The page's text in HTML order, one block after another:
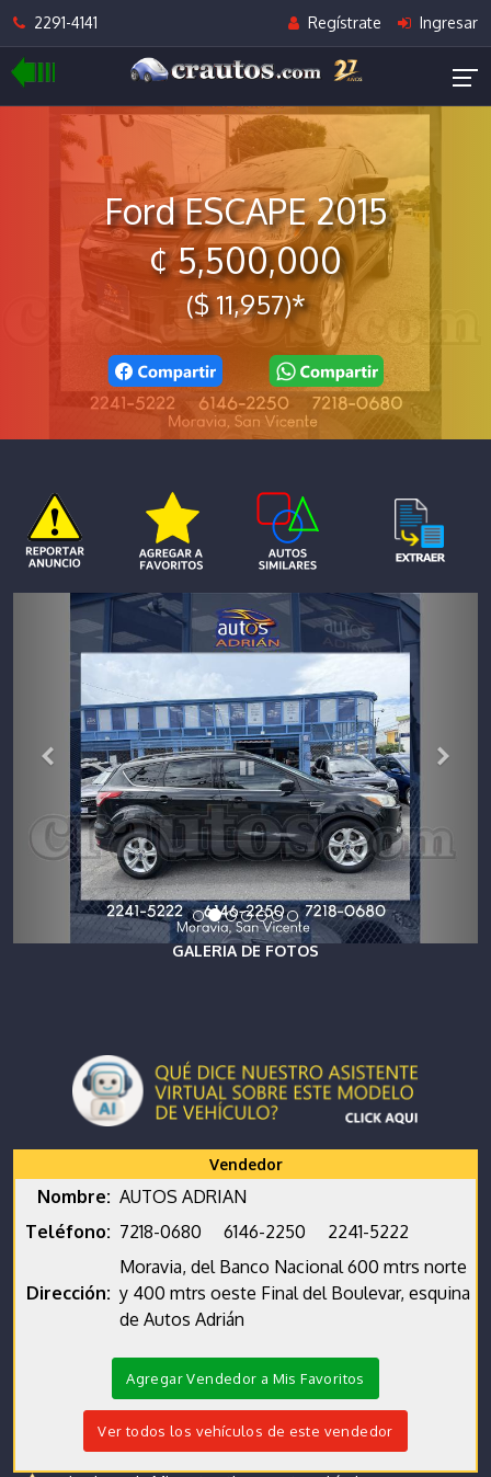
2291-4141 Regístrate Ingresar
Ford ESCAPE 2015
¢ 5,500,000
($ 11,957)*
GALERIA DE FOTOS
Vendedor
Nombre: AUTOS ADRIAN
Teléfono: 7218-0680 6146-2250 2241-5222
Dirección:
Moravia, del Banco Nacional 600 mtrs norte
y 400 mtrs oeste Final del Boulevar, esquina
de Autos Adrián
Agregar Vendedor a Mis Favoritos
Ver todos los vehículos de este vendedor